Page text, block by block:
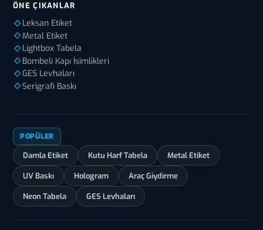
ÖNE ÇIKANLAR
Leksan Etiket
Metal Etiket
Lightbox Tabela
Bombeli Kapı İsimlikleri
GES Levhaları
Serigrafi Baskı
POPÜLER
Damla Etiket Kutu Harf Tabela Metal Etiket
UV Baskı Hologram Araç Giydirme
Neon Tabela GES Levhaları